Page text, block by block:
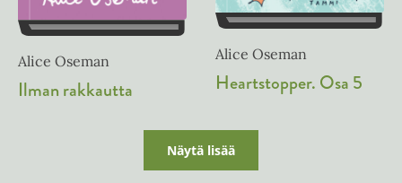
Alice Oseman
Ilman rakkautta
Alice Oseman
Heartstopper. Osa 5
Näytä lisää